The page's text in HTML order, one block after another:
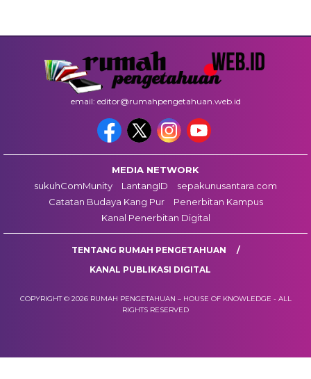
email: editor@rumahpengetahuan.web.id
MEDIA NETWORK
sukuhComMunity
LantangID
sepakunusantara.com
Catatan Budaya Kang Pur
Penerbitan Kampus
Kanal Penerbitan Digital
TENTANG RUMAH PENGETAHUAN
KANAL PUBLIKASI DIGITAL
COPYRIGHT © 2026 RUMAH PENGETAHUAN – HOUSE OF KNOWLEDGE - ALL
RIGHTS RESERVED